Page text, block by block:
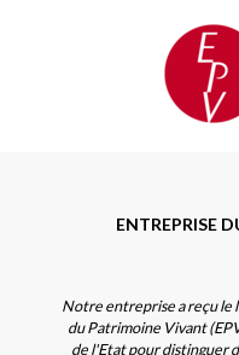
ENTREPRISE
Notre entreprise a reçu le
du Patrimoine Vivant
de l'Etat pour distinguer